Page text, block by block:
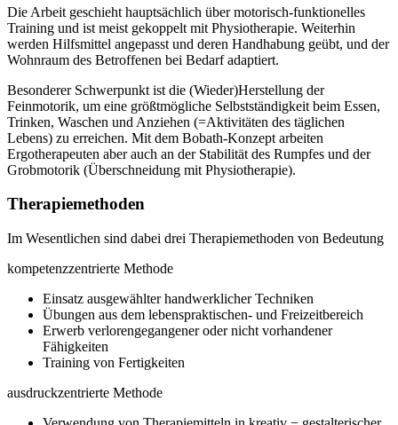
Die Arbeit geschieht hauptsächlich über motorisch-funktionelles
Training und ist meist gekoppelt mit Physiotherapie. Weiterhin
werden Hilfsmittel angepasst und deren Handhabung geübt, und der
Wohnraum des Betroffenen bei Bedarf adaptiert.
Besonderer Schwerpunkt ist die (Wieder)Herstellung der
Feinmotorik, um eine größtmögliche Selbstständigkeit beim Essen,
Trinken, Waschen und Anziehen (=Aktivitäten des täglichen
Lebens) zu erreichen. Mit dem Bobath-Konzept arbeiten
Ergotherapeuten aber auch an der Stabilität des Rumpfes und der
Grobmotorik (Überschneidung mit Physiotherapie).
Therapiemethoden
Im Wesentlichen sind dabei drei Therapiemethoden von Bedeutung
kompetenzzentrierte Methode
Einsatz ausgewählter handwerklicher Techniken
Übungen aus dem lebenspraktischen- und Freizeitbereich
Erwerb verlorengegangener oder nicht vorhandener
Fähigkeiten
Training von Fertigkeiten
ausdruckzentrierte Methode